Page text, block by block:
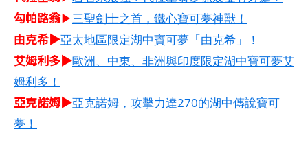
勾帕路翁▶三聖劍士之首，鐵心寶可夢神獸！
由克希▶亞太地區限定湖中寶可夢「由克希」！
艾姆利多▶歐洲、中東、非洲與印度限定湖中寶可夢艾
姆利多！
亞克諾姆▶亞克諾姆，攻擊力達270的湖中傳說寶可
夢！